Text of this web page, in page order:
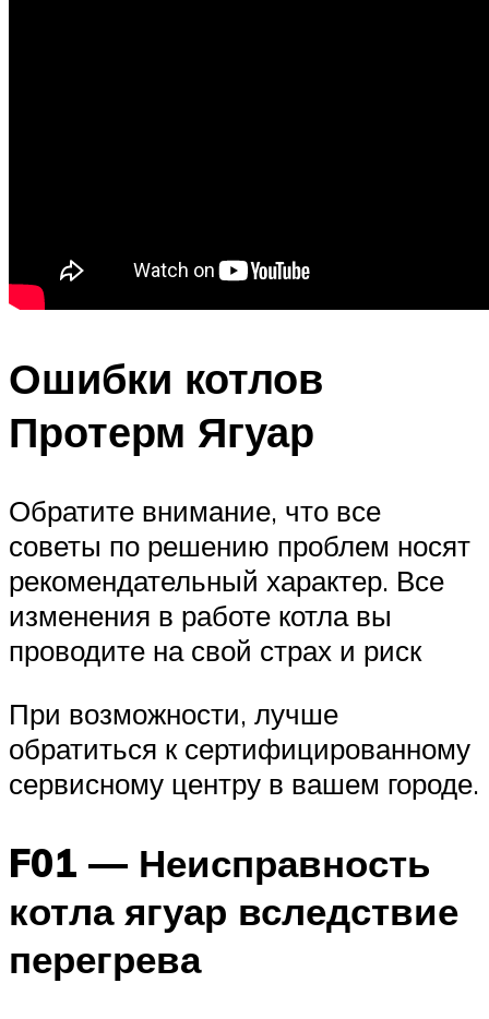
Ошибки котлов
Протерм Ягуар
Обратите внимание, что все
советы по решению проблем носят
рекомендательный характер. Все
изменения в работе котла вы
проводите на свой страх и риск
При возможности, лучше
обратиться к сертифицированному
сервисному центру в вашем городе.
F01 — Неисправность
котла ягуар вследствие
перегрева